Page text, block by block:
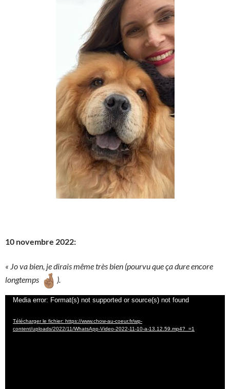
10 novembre 2022:
« Jo va bien, je dirais même très bien (pourvu que ça dure encore
longtemps
).
Lecteur
Media error: Format(s) not supported or source(s) not found
Télécharger le fichier: https://www.chow-au-coeur.fr/wp-
content/uploads/2022/11/WhatsApp-Video-2022-11-10-a-13.12.59.mp4?_=1